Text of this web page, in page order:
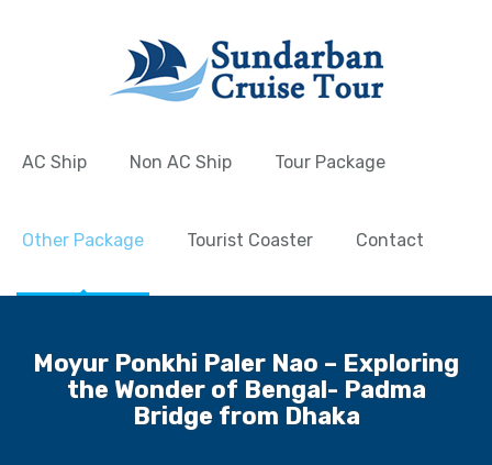
AC Ship Non AC Ship Tour Package
Other Package Tourist Coaster Contact
Moyur Ponkhi Paler Nao – Exploring
the Wonder of Bengal- Padma
Bridge from Dhaka